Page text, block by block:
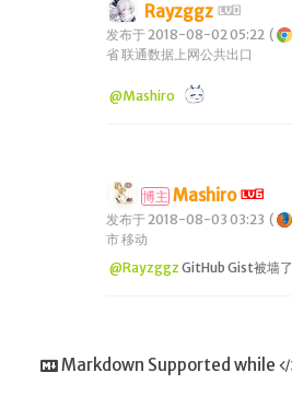
Rayzggz
发布于 2018-08-02 05:22 (
省 联通数据上网公共出口
@Mashiro
博主 Mashiro
发布于 2018-08-03 03:23 (
市 移动
@Rayzggz GitHub Gist被墙了
Markdown Supported while